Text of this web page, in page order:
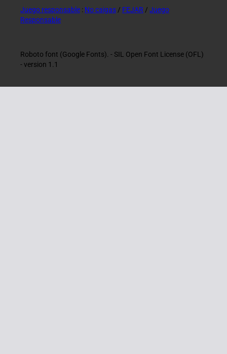
Juego responsable : No caigas / FEJAR / Juego
Responsable
Roboto font (Google Fonts). - SIL Open Font License (OFL)
- version 1.1